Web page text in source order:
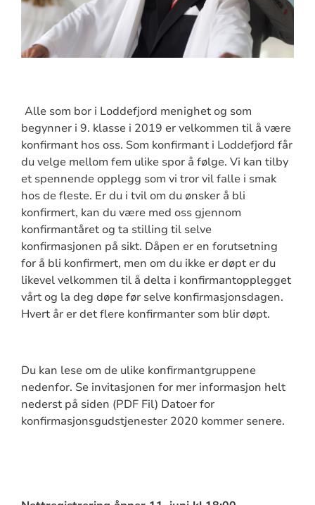
Alle som bor i Loddefjord menighet og som
begynner i 9. klasse i 2019 er velkommen til å være
konfirmant hos oss. Som konfirmant i Loddefjord får
du velge mellom fem ulike spor å følge. Vi kan tilby
et spennende opplegg som vi tror vil falle i smak
hos de fleste. Er du i tvil om du ønsker å bli
konfirmert, kan du være med oss gjennom
konfirmantåret og ta stilling til selve
konfirmasjonen på sikt. Dåpen er en forutsetning
for å bli konfirmert, men om du ikke er døpt er du
likevel velkommen til å delta i konfirmantopplegget
vårt og la deg døpe før selve konfirmasjonsdagen.
Hvert år er det flere konfirmanter som blir døpt.
Du kan lese om de ulike konfirmantgruppene
nedenfor. Se invitasjonen for mer informasjon helt
nederst på siden (PDF Fil) Datoer for
konfirmasjonsgudstjenester 2020 kommer senere.